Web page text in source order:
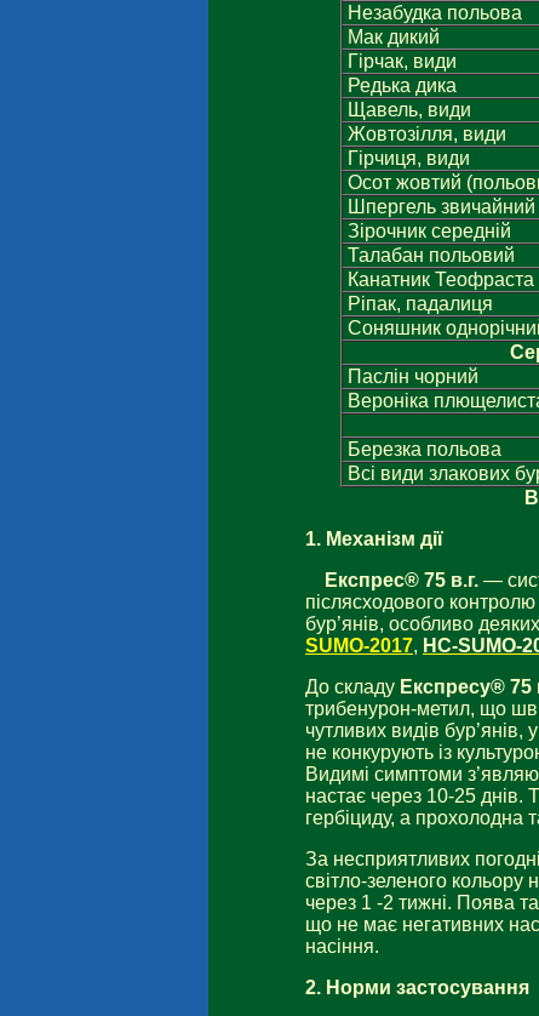
Незабудка польова
Мак дикий
Гірчак, види
Редька дика
Щавель, види
Жовтозілля, види
Гірчиця, види
Осот жовтий
Шпергель звичайний
Зірочник середній
Талабан польовий
Канатник Теофраста
Ріпак, падалиця
Соняшник
Паслін чорний
Вероніка
Березка польова
Всі види злакових
1. Механізм дії
Експрес® 75 в.г. —
післясходового
бур’янів, особливо
SUMO-2017, НС-SUMO-
До складу Експресу® 75
трибенурон-метил, що
чутливих видів бур’янів,
не конкурують із
Видимі симптоми
настає через 10-25 днів.
гербіциду, а прохолодна
За несприятливих
світло-зеленого
через 1 -2 тижні. Поява
що не має негативних
насіння.
2. Норми застосування